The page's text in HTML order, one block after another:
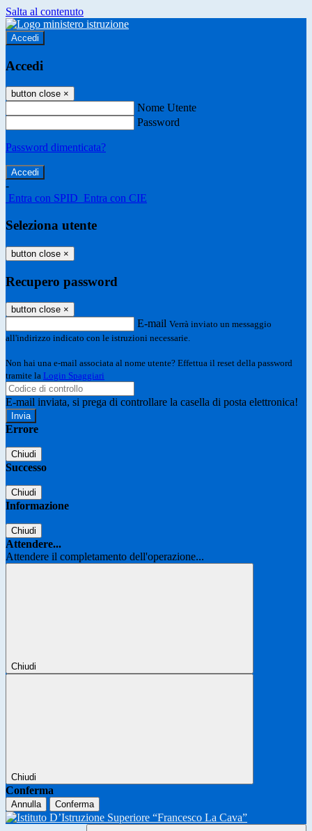
Salta al contenuto
Accedi
Accedi
button close ×
Nome Utente
Password
Password dimenticata?
-
Entra con SPID Entra con CIE
Seleziona utente
button close ×
Recupero password
button close ×
E-mail Verrà inviato un messaggio
all'indirizzo indicato con le istruzioni necessarie.
Non hai una e-mail associata al nome utente? Effettua il reset della password
tramite la Login Spaggiari
E-mail inviata, si prega di controllare la casella di posta elettronica!
Errore
Chiudi
Successo
Chiudi
Informazione
Chiudi
Attendere...
Attendere il completamento dell'operazione...
Chiudi
Chiudi
Conferma
Annulla Conferma